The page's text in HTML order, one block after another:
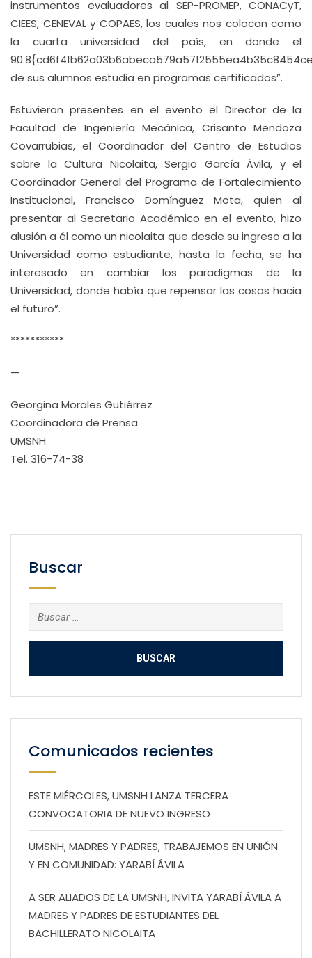
instrumentos evaluadores al SEP-PROMEP, CONACyT,
CIEES, CENEVAL y COPAES, los cuales nos colocan como
la cuarta universidad del país, en donde el
de sus alumnos estudia en programas certificados”.
Estuvieron presentes en el evento el Director de la
Facultad de Ingeniería Mecánica, Crisanto Mendoza
Covarrubias, el Coordinador del Centro de Estudios
sobre la Cultura Nicolaita, Sergio García Ávila, y el
Coordinador General del Programa de Fortalecimiento
Institucional, Francisco Domínguez Mota, quien al
presentar al Secretario Académico en el evento, hizo
alusión a él como un nicolaita que desde su ingreso a la
Universidad como estudiante, hasta la fecha, se ha
interesado en cambiar los paradigmas de la
Universidad, donde había que repensar las cosas hacia
el futuro”.
***********
—
Georgina Morales Gutiérrez
Coordinadora de Prensa
UMSNH
Tel. 316-74-38
Buscar
Buscar:
Comunicados recientes
ESTE MIÉRCOLES, UMSNH LANZA TERCERA
CONVOCATORIA DE NUEVO INGRESO
UMSNH, MADRES Y PADRES, TRABAJEMOS EN UNIÓN
Y EN COMUNIDAD: YARABÍ ÁVILA
A SER ALIADOS DE LA UMSNH, INVITA YARABÍ ÁVILA A
MADRES Y PADRES DE ESTUDIANTES DEL
BACHILLERATO NICOLAITA